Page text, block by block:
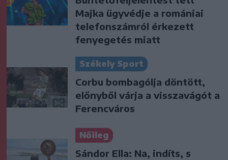
Majka ügyvédje a romániai
telefonszámról érkezett
fenyegetés miatt
Székely Sport
Corbu bombagólja döntött,
előnyből várja a visszavágót a
Ferencváros
Nőileg
Sándor Ella: Na, indíts, s